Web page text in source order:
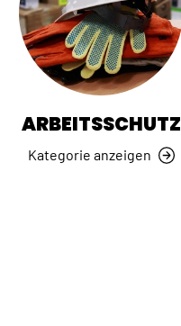
ARBEITSSCHUTZ
Kategorie anzeigen